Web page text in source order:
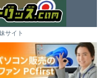
サイト